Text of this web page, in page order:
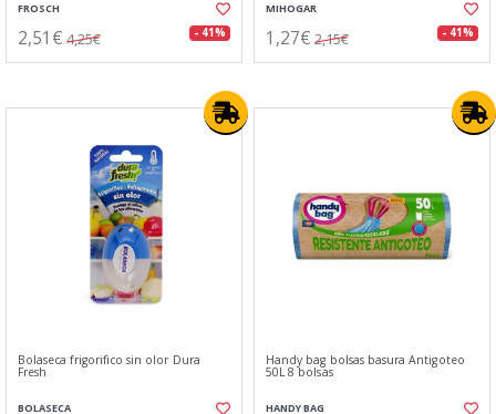
FROSCH
2,51€ 4,25€ - 41%
MIHOGAR
1,27€ 2,15€ - 41%
Bolaseca frigorifico sin olor Dura
Fresh
BOLASECA
Handy bag bolsas basura Antigoteo
50L 8 bolsas
HANDY BAG